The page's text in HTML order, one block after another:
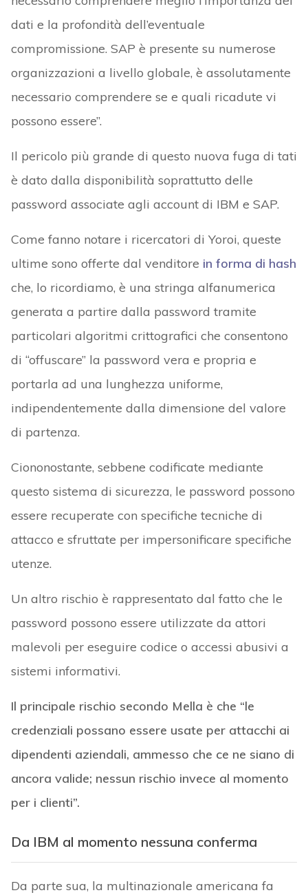
dati e la profondità dell’eventuale
compromissione. SAP è presente su numerose
organizzazioni a livello globale, è assolutamente
necessario comprendere se e quali ricadute vi
possono essere”.
Il pericolo più grande di questo nuova fuga di tati
è dato dalla disponibilità soprattutto delle
password associate agli account di IBM e SAP.
Come fanno notare i ricercatori di Yoroi, queste
ultime sono offerte dal venditore in forma di hash
che, lo ricordiamo, è una stringa alfanumerica
generata a partire dalla password tramite
particolari algoritmi crittografici che consentono
di “offuscare” la password vera e propria e
portarla ad una lunghezza uniforme,
indipendentemente dalla dimensione del valore
di partenza.
Ciononostante, sebbene codificate mediante
questo sistema di sicurezza, le password possono
essere recuperate con specifiche tecniche di
attacco e sfruttate per impersonificare specifiche
utenze.
Un altro rischio è rappresentato dal fatto che le
password possono essere utilizzate da attori
malevoli per eseguire codice o accessi abusivi a
sistemi informativi.
Il principale rischio secondo Mella è che “le
credenziali possano essere usate per attacchi ai
dipendenti aziendali, ammesso che ce ne siano di
ancora valide; nessun rischio invece al momento
per i clienti”.
Da IBM al momento nessuna conferma
Da parte sua, la multinazionale americana fa